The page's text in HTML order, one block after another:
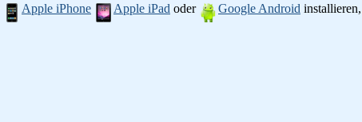
Apple iPhone Apple iPad oder Google Android